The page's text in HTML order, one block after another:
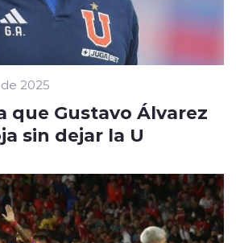
2025
que Gustavo Álvarez
sin dejar la U